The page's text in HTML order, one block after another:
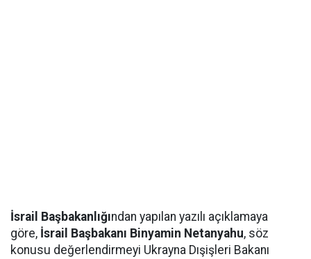
İsrail Başbakanlığından yapılan yazılı açıklamaya
göre, İsrail Başbakanı Binyamin Netanyahu, söz
konusu değerlendirmeyi Ukrayna Dışişleri Bakanı